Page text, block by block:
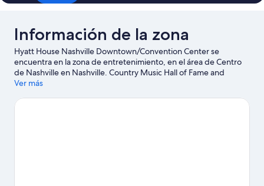
Información de la zona
Hyatt House Nashville Downtown/Convention Center se
encuentra en la zona de entretenimiento, en el área de Centro
de Nashville en Nashville. Country Music Hall of Fame and
Museum y Anfiteatro Ascend son lugares culturales destacados,
comercial Broadway y Opry Mills (centro comercial). ¿Quieres
Ver más